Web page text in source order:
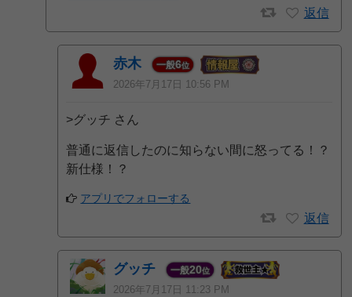
返信
赤木 一般6位
2026年7月17日 10:56 PM
>グッチ さん
普通に返信したのに知らない間に怒ってる！？
新仕様！？
アプリでフォローする
返信
グッチ 一般20位
2026年7月17日 11:23 PM